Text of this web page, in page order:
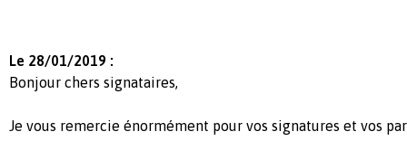
Le 28/01/2019 :
Bonjour chers signataires,
Je vous remercie énormément pour vos signatures et vos